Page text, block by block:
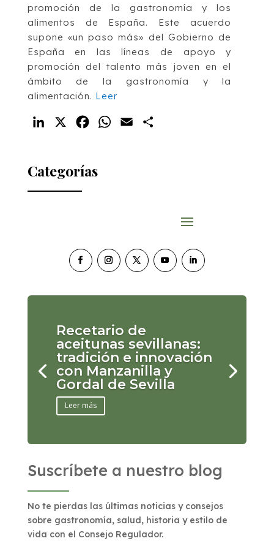
promoción de la gastronomía y los
alimentos de España. Este acuerdo
supone «un paso más» del Gobierno de
España en las líneas de apoyo y
promoción del talento más joven en el
ámbito de la gastronomía y la
alimentación. Leer
LinkedIn FacebookWhatsApp
Email
Categorías
Recetario de
aceitunas sevillanas:
tradición e innovación
con Manzanilla y
Gordal de Sevilla
Leer más
Suscríbete a nuestro blog
No te pierdas las últimas noticias y consejos
sobre gastronomía, salud, historia y estilo de
vida con el Consejo Regulador.